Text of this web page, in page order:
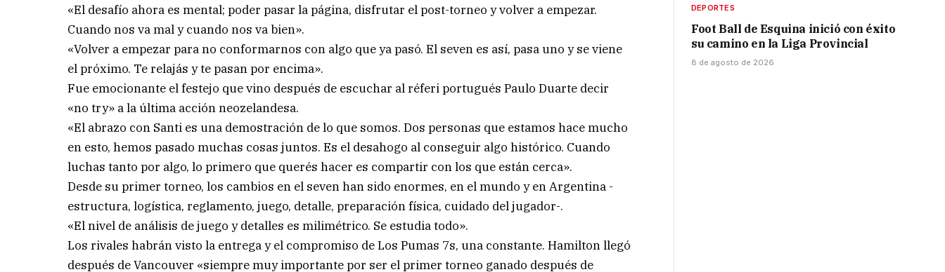
«El desafío ahora es mental; poder pasar la página, disfrutar el post-torneo y volver a empezar.
Cuando nos va mal y cuando nos va bien».
«Volver a empezar para no conformarnos con algo que ya pasó. El seven es así, pasa uno y se viene
el próximo. Te relajás y te pasan por encima».
Fue emocionante el festejo que vino después de escuchar al réferi portugués Paulo Duarte decir
«no try» a la última acción neozelandesa.
«El abrazo con Santi es una demostración de lo que somos. Dos personas que estamos hace mucho
en esto, hemos pasado muchas cosas juntos. Es el desahogo al conseguir algo histórico. Cuando
luchas tanto por algo, lo primero que querés hacer es compartir con los que están cerca».
Desde su primer torneo, los cambios en el seven han sido enormes, en el mundo y en Argentina -
estructura, logística, reglamento, juego, detalle, preparación física, cuidado del jugador-.
«El nivel de análisis de juego y detalles es milimétrico. Se estudia todo».
Los rivales habrán visto la entrega y el compromiso de Los Pumas 7s, una constante. Hamilton llegó
después de Vancouver «siempre muy importante por ser el primer torneo ganado después de
DEPORTES
Foot Ball de Esquina inició con éxito
su camino en la Liga Provincial
8 de agosto de 2026